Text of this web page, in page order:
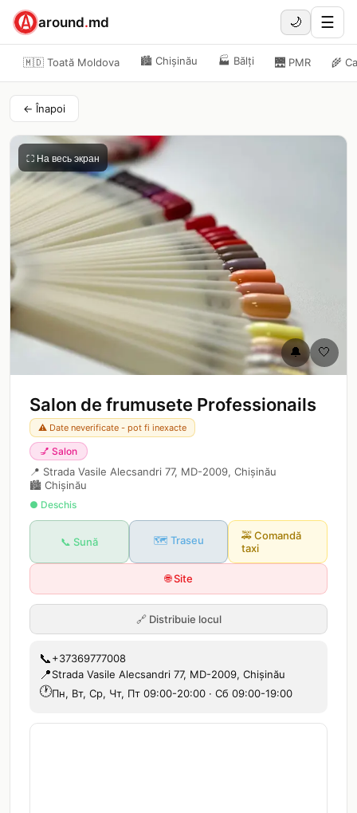
around.md 🌙 ☰
🇲🇩 Toată Moldova 🏙️ Chișinău 🏭 Bălți 🌉 PMR 🌾
← Înapoi
⛶ На весь экран
🔔 🤍
Salon de frumusete Professionails
⚠️ Date neverificate - pot fi inexacte
💅 Salon
📍 Strada Vasile Alecsandri 77, MD-2009, Chișinău
🏙️ Chișinău
● Deschis
📞 Sună 🗺️ Traseu 🚕Comandă
taxi
🌐 Site
🔗 Distribuie locul
📞+37369777008
📍Strada Vasile Alecsandri 77, MD-2009, Chișinău
🕐Пн, Вт, Ср, Чт, Пт 09:00-20:00 · Сб 09:00-19:00